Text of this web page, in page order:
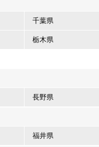
千葉県
栃木県
長野県
福井県